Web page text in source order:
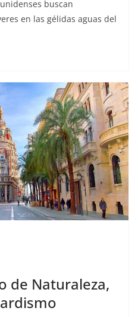
buscan
en las gélidas aguas del
de Naturaleza,